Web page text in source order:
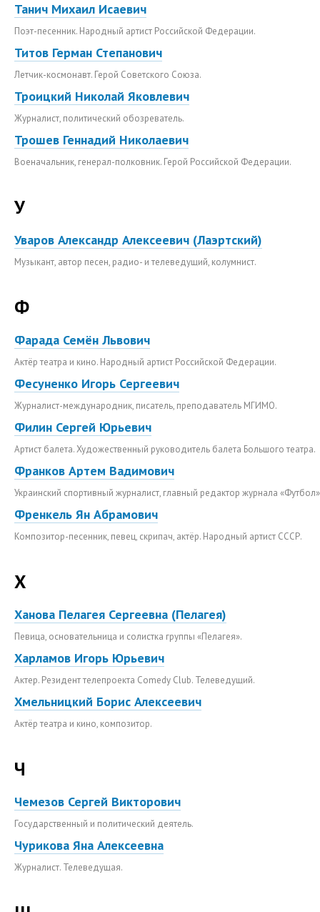
Танич Михаил Исаевич
Поэт-песенник. Народный артист Российской Федерации.
Титов Герман Степанович
Летчик-космонавт. Герой Советского Союза.
Троицкий Николай Яковлевич
Журналист, политический обозреватель.
Трошев Геннадий Николаевич
Военачальник, генерал-полковник. Герой Российской Федерации.
У
Уваров Александр Алексеевич (Лаэртский)
Музыкант, автор песен, радио- и телеведущий, колумнист.
Ф
Фарада Семён Львович
Актёр театра и кино. Народный артист Российской Федерации.
Фесуненко Игорь Сергеевич
Журналист-международник, писатель, преподаватель МГИМО.
Филин Сергей Юрьевич
Артист балета. Художественный руководитель балета Большого театра.
Франков Артем Вадимович
Украинский спортивный журналист, главный редактор журнала
Френкель Ян Абрамович
Композитор-песенник, певец, скрипач, актёр. Народный артист СССР.
Х
Ханова Пелагея Сергеевна (Пелагея)
Певица, основательница и солистка группы «Пелагея».
Харламов Игорь Юрьевич
Актер. Резидент телепроекта Comedy Club. Телеведущий.
Хмельницкий Борис Алексеевич
Актёр театра и кино, композитор.
Ч
Чемезов Сергей Викторович
Государственный и политический деятель.
Чурикова Яна Алексеевна
Журналист. Телеведущая.